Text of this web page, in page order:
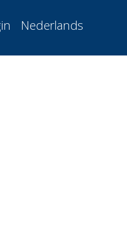
Nederlands